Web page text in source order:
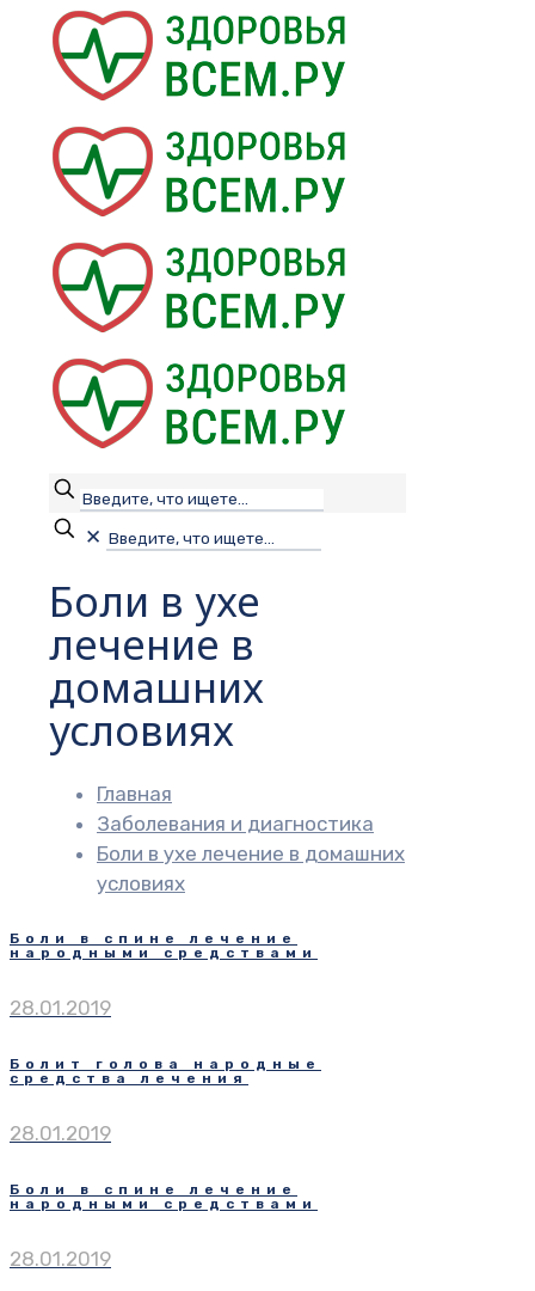
✕
Боли в ухе
лечение в
домашних
условиях
Главная
Заболевания и диагностика
Боли в ухе лечение в домашних
условиях
Боли в спине лечение
народными средствами
28.01.2019
Болит голова народные
средства лечения
28.01.2019
Боли в спине лечение
народными средствами
28.01.2019